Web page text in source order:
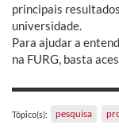
principais
universidade.
Para ajudar a
na FURG, basta
Tópico(s): pesquisa